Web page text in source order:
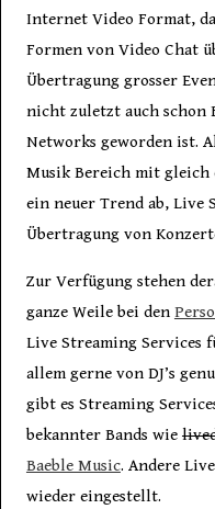
Internet Video Format,
Formen von Video Chat
Übertragung grosser
nicht zuletzt auch schon
Networks geworden ist.
Musik Bereich mit gleich
ein neuer Trend ab, Live
Übertragung von
Zur Verfügung stehen
ganze Weile bei den
Live Streaming Services
allem gerne von DJ’s
gibt es Streaming
bekannter Bands wie
Baeble Music. Andere
wieder eingestellt.